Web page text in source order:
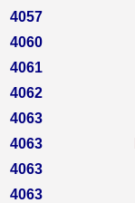
4057
4060
4061
4062
4063
4063
4063
4063